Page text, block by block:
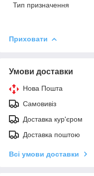
Тип призначення
Приховати
Умови доставки
Нова Пошта
Самовивіз
Доставка кур'єром
Доставка поштою
Всі умови доставки